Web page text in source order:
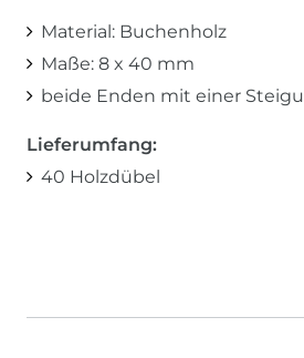
Material: Buchenholz
Maße: 8 x 40 mm
beide Enden mit einer
Lieferumfang:
40 Holzdübel